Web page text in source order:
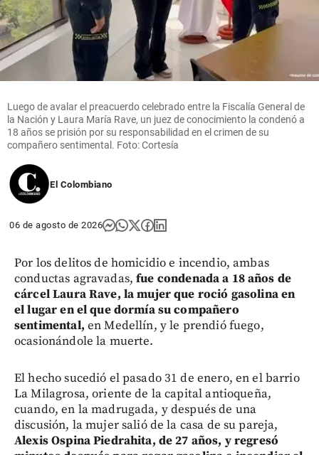
Luego de avalar el preacuerdo celebrado entre la Fiscalía General de
la Nación y Laura María Rave, un juez de conocimiento la condenó a
18 años se prisión por su responsabilidad en el crimen de su
compañero sentimental. Foto: Cortesía
El Colombiano
06 de agosto de 2026
Por los delitos de homicidio e incendio, ambas
conductas agravadas,fue condenada a 18 años de
cárcel Laura Rave, la mujer que roció gasolina en
el lugar en el que dormía su compañero
sentimental, en Medellín, y le prendió fuego,
ocasionándole la muerte.
El hecho sucedió el pasado 31 de enero, en el barrio
La Milagrosa, oriente de la capital antioqueña,
cuando, en la madrugada, y después de una
discusión, la mujer salió de la casa de su pareja,
Alexis Ospina Piedrahita, de 27 años, y regresó